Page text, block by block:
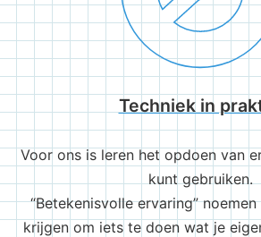
Techniek in
Voor ons is leren het opdoen van
kunt gebruiken.
“Betekenisvolle ervaring”
krijgen om iets te doen wat je